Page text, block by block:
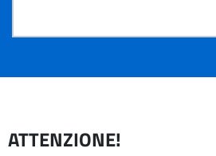
ATTENZIONE!